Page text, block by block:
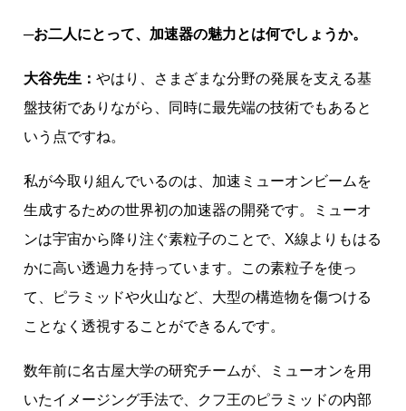
─お二人にとって、加速器の魅力とは何でしょうか。
大谷先生：やはり、さまざまな分野の発展を支える基
盤技術でありながら、同時に最先端の技術でもあると
いう点ですね。
私が今取り組んでいるのは、加速ミューオンビームを
生成するための世界初の加速器の開発です。ミューオ
ンは宇宙から降り注ぐ素粒子のことで、X線よりもはる
かに高い透過力を持っています。この素粒子を使っ
て、ピラミッドや火山など、大型の構造物を傷つける
ことなく透視することができるんです。
数年前に名古屋大学の研究チームが、ミューオンを用
いたイメージング手法で、クフ王のピラミッドの内部